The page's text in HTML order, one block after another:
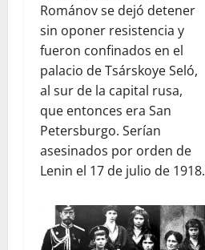
Románov se dejó detener
sin oponer resistencia y
fueron confinados en el
palacio de Tsárskoye Seló,
al sur de la capital rusa,
que entonces era San
Petersburgo. Serían
asesinados por orden de
Lenin el 17 de julio de 1918.